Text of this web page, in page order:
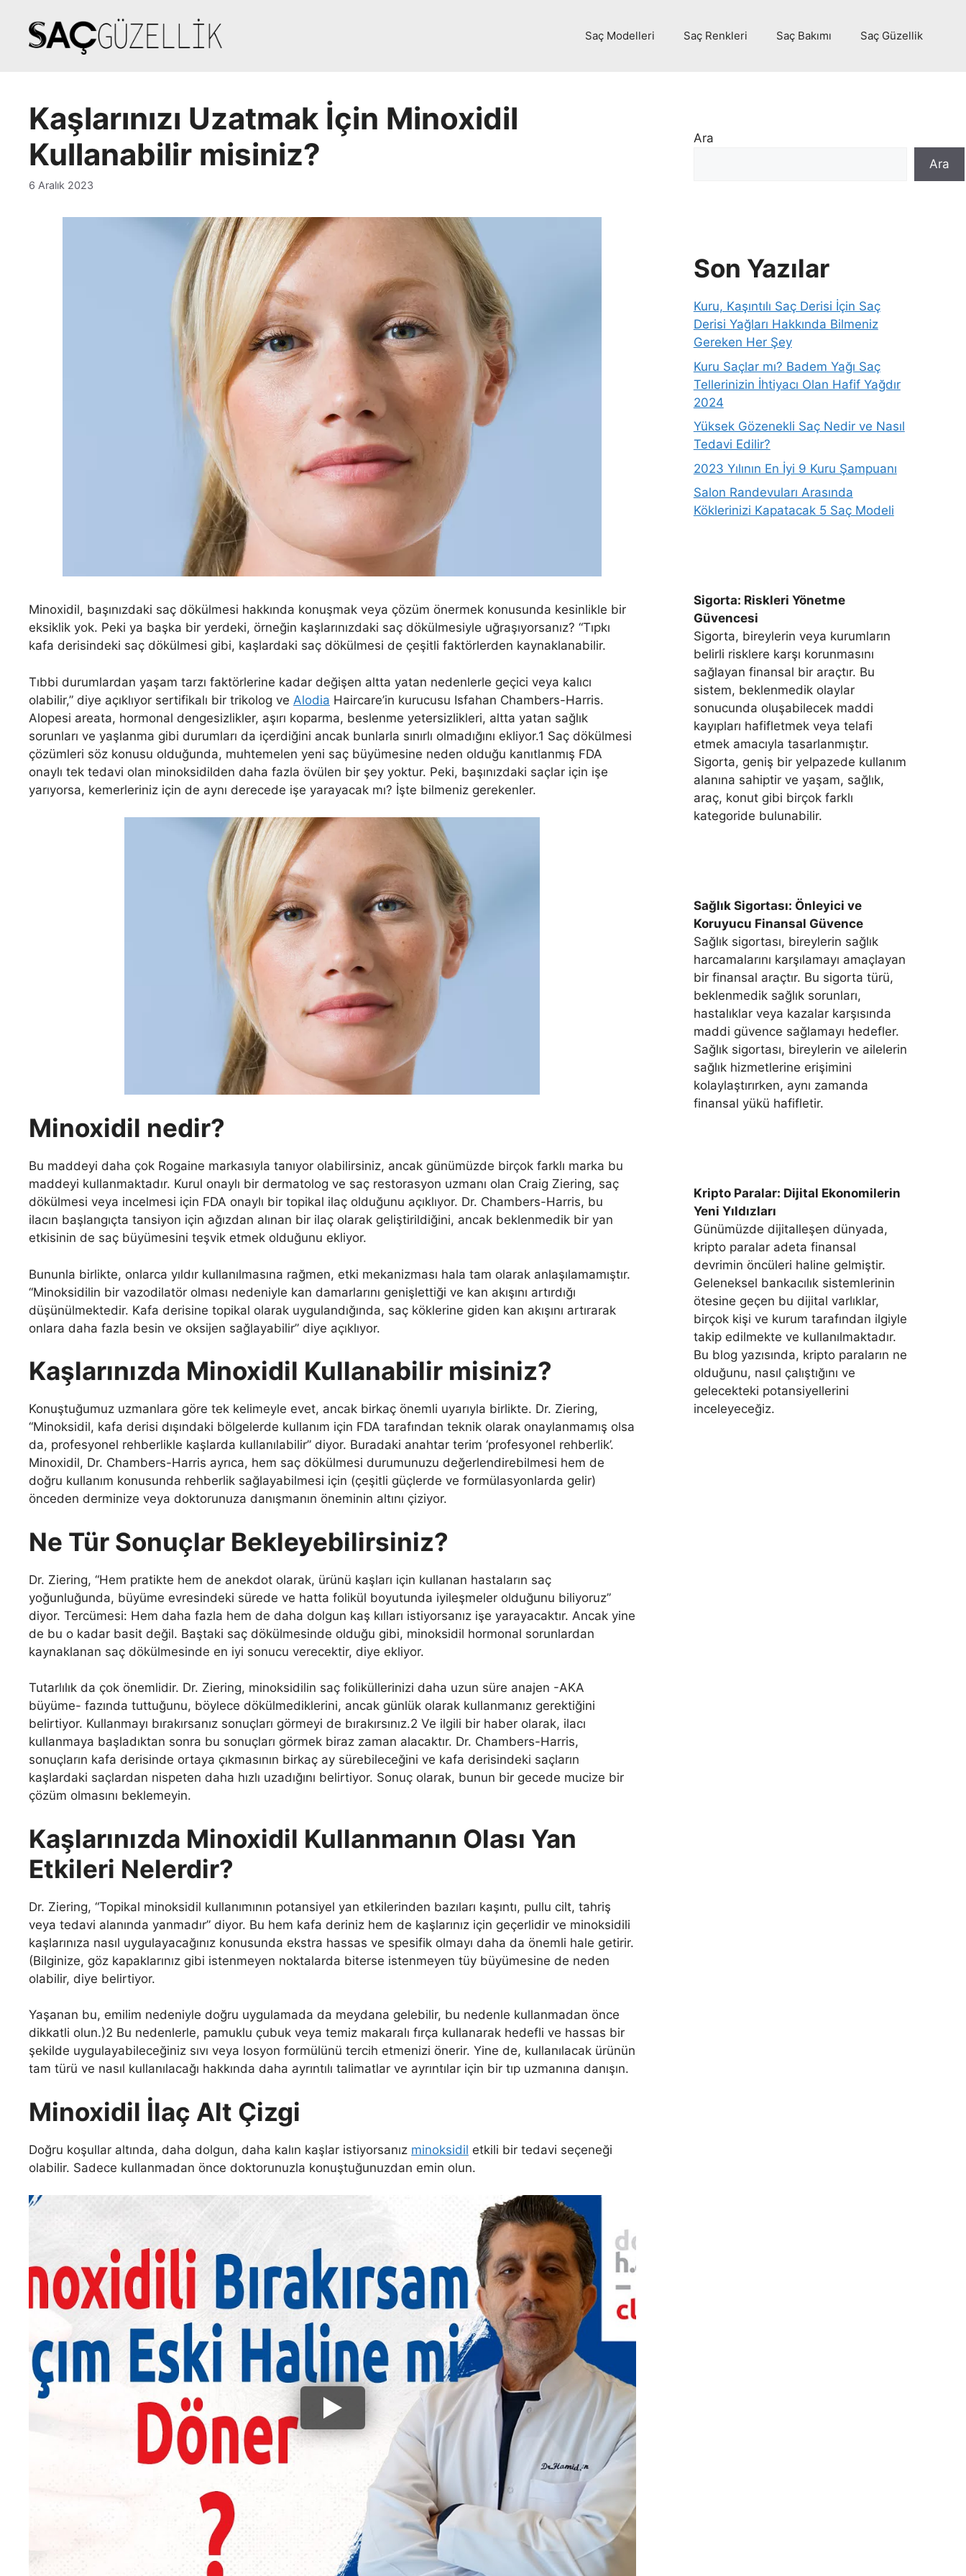
Saç Modelleri Saç Renkleri Saç Bakımı Saç Güzellik
Kaşlarınızı Uzatmak İçin Minoxidil
Kullanabilir misiniz?
6 Aralık 2023
Minoxidil, başınızdaki saç dökülmesi hakkında konuşmak veya çözüm önermek konusunda kesinlikle bir
eksiklik yok. Peki ya başka bir yerdeki, örneğin kaşlarınızdaki saç dökülmesiyle uğraşıyorsanız? “Tıpkı
kafa derisindeki saç dökülmesi gibi, kaşlardaki saç dökülmesi de çeşitli faktörlerden kaynaklanabilir.
Tıbbi durumlardan yaşam tarzı faktörlerine kadar değişen altta yatan nedenlerle geçici veya kalıcı
olabilir,” diye açıklıyor sertifikalı bir trikolog ve Alodia Haircare’in kurucusu Isfahan Chambers-Harris.
Alopesi areata, hormonal dengesizlikler, aşırı koparma, beslenme yetersizlikleri, altta yatan sağlık
sorunları ve yaşlanma gibi durumları da içerdiğini ancak bunlarla sınırlı olmadığını ekliyor.1 Saç dökülmesi
çözümleri söz konusu olduğunda, muhtemelen yeni saç büyümesine neden olduğu kanıtlanmış FDA
onaylı tek tedavi olan minoksidilden daha fazla övülen bir şey yoktur. Peki, başınızdaki saçlar için işe
yarıyorsa, kemerleriniz için de aynı derecede işe yarayacak mı? İşte bilmeniz gerekenler.
Minoxidil nedir?
Bu maddeyi daha çok Rogaine markasıyla tanıyor olabilirsiniz, ancak günümüzde birçok farklı marka bu
maddeyi kullanmaktadır. Kurul onaylı bir dermatolog ve saç restorasyon uzmanı olan Craig Ziering, saç
dökülmesi veya incelmesi için FDA onaylı bir topikal ilaç olduğunu açıklıyor. Dr. Chambers-Harris, bu
ilacın başlangıçta tansiyon için ağızdan alınan bir ilaç olarak geliştirildiğini, ancak beklenmedik bir yan
etkisinin de saç büyümesini teşvik etmek olduğunu ekliyor.
Bununla birlikte, onlarca yıldır kullanılmasına rağmen, etki mekanizması hala tam olarak anlaşılamamıştır.
“Minoksidilin bir vazodilatör olması nedeniyle kan damarlarını genişlettiği ve kan akışını artırdığı
düşünülmektedir. Kafa derisine topikal olarak uygulandığında, saç köklerine giden kan akışını artırarak
onlara daha fazla besin ve oksijen sağlayabilir” diye açıklıyor.
Kaşlarınızda Minoxidil Kullanabilir misiniz?
Konuştuğumuz uzmanlara göre tek kelimeyle evet, ancak birkaç önemli uyarıyla birlikte. Dr. Ziering,
“Minoksidil, kafa derisi dışındaki bölgelerde kullanım için FDA tarafından teknik olarak onaylanmamış olsa
da, profesyonel rehberlikle kaşlarda kullanılabilir” diyor. Buradaki anahtar terim ‘profesyonel rehberlik’.
Minoxidil, Dr. Chambers-Harris ayrıca, hem saç dökülmesi durumunuzu değerlendirebilmesi hem de
doğru kullanım konusunda rehberlik sağlayabilmesi için (çeşitli güçlerde ve formülasyonlarda gelir)
önceden derminize veya doktorunuza danışmanın öneminin altını çiziyor.
Ne Tür Sonuçlar Bekleyebilirsiniz?
Dr. Ziering, “Hem pratikte hem de anekdot olarak, ürünü kaşları için kullanan hastaların saç
yoğunluğunda, büyüme evresindeki sürede ve hatta folikül boyutunda iyileşmeler olduğunu biliyoruz”
diyor. Tercümesi: Hem daha fazla hem de daha dolgun kaş kılları istiyorsanız işe yarayacaktır. Ancak yine
de bu o kadar basit değil. Baştaki saç dökülmesinde olduğu gibi, minoksidil hormonal sorunlardan
kaynaklanan saç dökülmesinde en iyi sonucu verecektir, diye ekliyor.
Tutarlılık da çok önemlidir. Dr. Ziering, minoksidilin saç foliküllerinizi daha uzun süre anajen -AKA
büyüme- fazında tuttuğunu, böylece dökülmediklerini, ancak günlük olarak kullanmanız gerektiğini
belirtiyor. Kullanmayı bırakırsanız sonuçları görmeyi de bırakırsınız.2 Ve ilgili bir haber olarak, ilacı
kullanmaya başladıktan sonra bu sonuçları görmek biraz zaman alacaktır. Dr. Chambers-Harris,
sonuçların kafa derisinde ortaya çıkmasının birkaç ay sürebileceğini ve kafa derisindeki saçların
kaşlardaki saçlardan nispeten daha hızlı uzadığını belirtiyor. Sonuç olarak, bunun bir gecede mucize bir
çözüm olmasını beklemeyin.
Kaşlarınızda Minoxidil Kullanmanın Olası Yan
Etkileri Nelerdir?
Dr. Ziering, “Topikal minoksidil kullanımının potansiyel yan etkilerinden bazıları kaşıntı, pullu cilt, tahriş
veya tedavi alanında yanmadır” diyor. Bu hem kafa deriniz hem de kaşlarınız için geçerlidir ve minoksidili
kaşlarınıza nasıl uygulayacağınız konusunda ekstra hassas ve spesifik olmayı daha da önemli hale getirir.
(Bilginize, göz kapaklarınız gibi istenmeyen noktalarda biterse istenmeyen tüy büyümesine de neden
olabilir, diye belirtiyor.
Yaşanan bu, emilim nedeniyle doğru uygulamada da meydana gelebilir, bu nedenle kullanmadan önce
dikkatli olun.)2 Bu nedenlerle, pamuklu çubuk veya temiz makaralı fırça kullanarak hedefli ve hassas bir
şekilde uygulayabileceğiniz sıvı veya losyon formülünü tercih etmenizi önerir. Yine de, kullanılacak ürünün
tam türü ve nasıl kullanılacağı hakkında daha ayrıntılı talimatlar ve ayrıntılar için bir tıp uzmanına danışın.
Minoxidil İlaç Alt Çizgi
Doğru koşullar altında, daha dolgun, daha kalın kaşlar istiyorsanız minoksidil etkili bir tedavi seçeneği
olabilir. Sadece kullanmadan önce doktorunuzla konuştuğunuzdan emin olun.
Ara
Ara
Son Yazılar
Kuru, Kaşıntılı Saç Derisi İçin Saç
Derisi Yağları Hakkında Bilmeniz
Gereken Her Şey
Kuru Saçlar mı? Badem Yağı Saç
Tellerinizin İhtiyacı Olan Hafif Yağdır
2024
Yüksek Gözenekli Saç Nedir ve Nasıl
Tedavi Edilir?
2023 Yılının En İyi 9 Kuru Şampuanı
Salon Randevuları Arasında
Köklerinizi Kapatacak 5 Saç Modeli
Sigorta: Riskleri Yönetme
Güvencesi
Sigorta, bireylerin veya kurumların
belirli risklere karşı korunmasını
sağlayan finansal bir araçtır. Bu
sistem, beklenmedik olaylar
sonucunda oluşabilecek maddi
kayıpları hafifletmek veya telafi
etmek amacıyla tasarlanmıştır.
Sigorta, geniş bir yelpazede kullanım
alanına sahiptir ve yaşam, sağlık,
araç, konut gibi birçok farklı
kategoride bulunabilir.
Sağlık Sigortası: Önleyici ve
Koruyucu Finansal Güvence
Sağlık sigortası, bireylerin sağlık
harcamalarını karşılamayı amaçlayan
bir finansal araçtır. Bu sigorta türü,
beklenmedik sağlık sorunları,
hastalıklar veya kazalar karşısında
maddi güvence sağlamayı hedefler.
Sağlık sigortası, bireylerin ve ailelerin
sağlık hizmetlerine erişimini
kolaylaştırırken, aynı zamanda
finansal yükü hafifletir.
Kripto Paralar: Dijital Ekonomilerin
Yeni Yıldızları
Günümüzde dijitalleşen dünyada,
kripto paralar adeta finansal
devrimin öncüleri haline gelmiştir.
Geleneksel bankacılık sistemlerinin
ötesine geçen bu dijital varlıklar,
birçok kişi ve kurum tarafından ilgiyle
takip edilmekte ve kullanılmaktadır.
Bu blog yazısında, kripto paraların ne
olduğunu, nasıl çalıştığını ve
gelecekteki potansiyellerini
inceleyeceğiz.